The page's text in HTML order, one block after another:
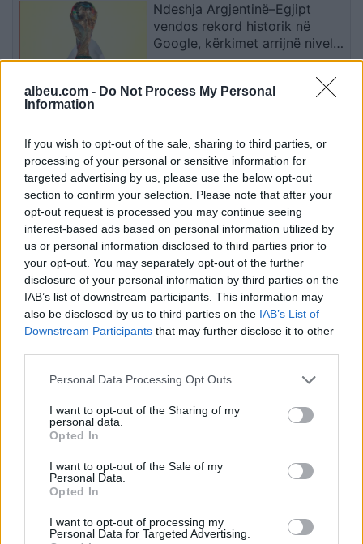
albeu.com - Do Not Process My Personal
Information
If you wish to opt-out of the sale, sharing to third parties, or
processing of your personal or sensitive information for
targeted advertising by us, please use the below opt-out
section to confirm your selection. Please note that after your
opt-out request is processed you may continue seeing
interest-based ads based on personal information utilized by
us or personal information disclosed to third parties prior to
your opt-out. You may separately opt-out of the further
disclosure of your personal information by third parties on the
IAB’s list of downstream participants. This information may
also be disclosed by us to third parties on the IAB’s List of
Downstream Participants that may further disclose it to other
Personal Data Processing Opt Outs
I want to opt-out of the Sharing of my
personal data.
Opted In
I want to opt-out of the Sale of my
Personal Data.
Opted In
I want to opt-out of processing my
Personal Data for Targeted Advertising.
Ndeshja Argjentinë–Egjipt
vendos rekord historik në
Google, kërkimet arrijnë nivele
të papara
shoqëri afatgjatë
Esim for Global
Esim for USA| Esim for Italy| Esim for Spain|Esim
for Turkey|Esim for Germany|Esim for Greece|